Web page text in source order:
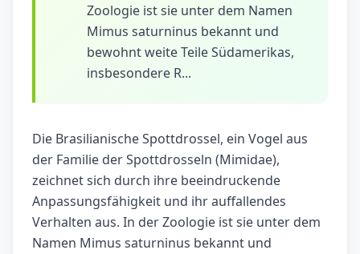
Zoologie ist sie unter dem Namen
Mimus saturninus bekannt und
bewohnt weite Teile Südamerikas,
insbesondere R...
Die Brasilianische Spottdrossel, ein Vogel aus
der Familie der Spottdrosseln (Mimidae),
zeichnet sich durch ihre beeindruckende
Anpassungsfähigkeit und ihr auffallendes
Verhalten aus. In der Zoologie ist sie unter dem
Namen Mimus saturninus bekannt und